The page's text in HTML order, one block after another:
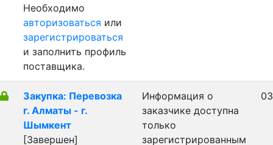
Необходимо
авторизоваться или
зарегистрироваться
и заполнить профиль
поставщика.
Закупка: Перевозка
г. Алматы - г.
Шымкент
[Завершен]
Информация о
заказчике доступна
только
зарегистрированным